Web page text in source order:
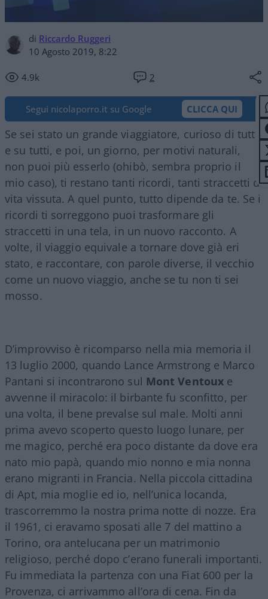
di Riccardo Ruggeri
10 Agosto 2019, 8:22
4.9k 2
Segui nicolaporro.it su Google CLICCA QUI
Se sei stato un grande viaggiatore, curioso di tutto
e su tutti, e poi, un giorno, per motivi naturali,
non puoi più esserlo (ohibò, sembra proprio il
mio caso), ti restano tanti ricordi, tanti straccetti di
vita vissuta. A quel punto, tutto dipende da te. Se i
ricordi ti sorreggono puoi trasformare gli
straccetti in una tela, in un nuovo racconto. A
volte, il viaggio equivale a tornare dove già eri
stato, e raccontare, con parole diverse, il vecchio
come un nuovo viaggio, anche se tu non ti sei
mosso.
D’improvviso è ricomparso nella mia memoria il
13 luglio 2000, quando Lance Armstrong e Marco
Pantani si incontrarono sul Mont Ventoux e
avvenne il miracolo: il birbante fu sconfitto, per
una volta, il bene prevalse sul male. Molti anni
prima avevo scoperto questo luogo lunare, per
me magico, perché era poco distante da dove era
nato mio papà, quando mio nonno e mia nonna
erano migranti in Francia. Nella piccola cittadina
di Apt, mia moglie ed io, nell’unica locanda,
trascorremmo la nostra prima notte di nozze. Era
il 1961, ci eravamo sposati alle 7 del mattino a
Torino, ora antelucana per un matrimonio
religioso, perché dopo c’erano funerali importanti.
Fu immediata la partenza con una Fiat 600 per la
Provenza, ci arrivammo all’ora di cena. Fin da